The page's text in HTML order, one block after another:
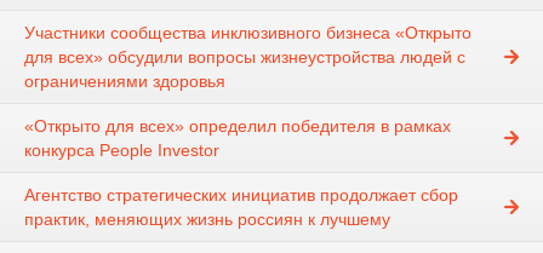
Участники сообщества инклюзивного бизнеса «Открыто
для всех» обсудили вопросы жизнеустройства людей с
ограничениями здоровья
«Открыто для всех» определил победителя в рамках
конкурса People Investor
Агентство стратегических инициатив продолжает сбор
практик, меняющих жизнь россиян к лучшему